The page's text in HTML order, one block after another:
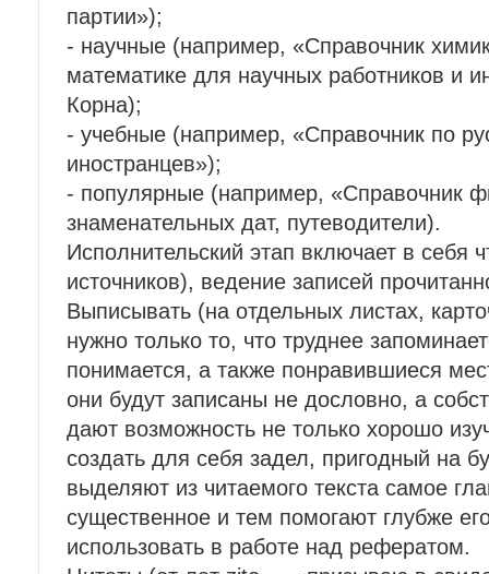
партии»);
- научные (например, «Справочник
математике для научных работников и
Корна);
- учебные (например, «Справочник по
иностранцев»);
- популярные (например, «Справочник
знаменательных дат, путеводители).
Исполнительский этап включает в себя
источников), ведение записей
Выписывать (на отдельных листах,
нужно только то, что труднее
понимается, а также понравившиеся
они будут записаны не дословно, а
дают возможность не только хорошо
создать для себя задел, пригодный на
выделяют из читаемого текста самое
существенное и тем помогают глубже
использовать в работе над рефератом.